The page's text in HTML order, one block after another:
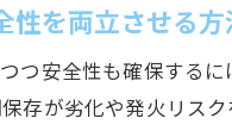
充電状
安全
安全管理
性を両立させる方
つ安全性も確保する
存が劣化や発火リスク